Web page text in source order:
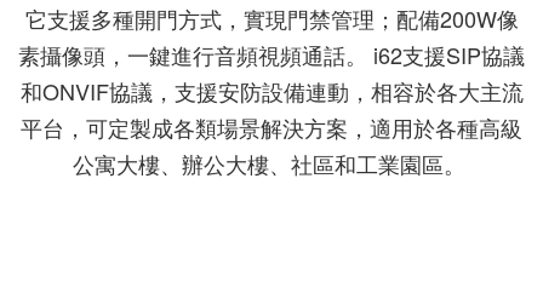
它支援多種開門方式，實現門禁管理；配備200W像
素攝像頭，一鍵進行音頻視頻通話。 i62支援SIP協議
和ONVIF協議，支援安防設備連動，相容於各大主流
平台，可定製成各類場景解決方案，適用於各種高級
公寓大樓、辦公大樓、社區和工業園區。